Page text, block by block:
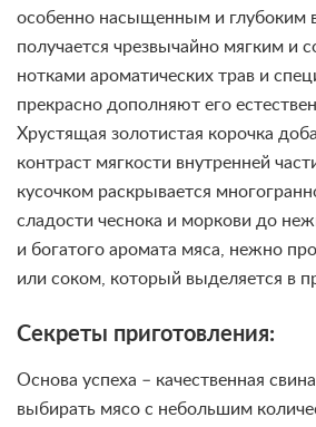
особенно насыщенным и глубоким
получается чрезвычайно мягким и
нотками ароматических трав и
прекрасно дополняют его
Хрустящая золотистая корочка
контраст мягкости внутренней
кусочком раскрывается
сладости чеснока и моркови до
и богатого аромата мяса, нежно
или соком, который выделяется в
Секреты приготовления:
Основа успеха – качественная
выбирать мясо с небольшим